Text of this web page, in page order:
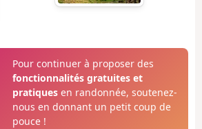
Pour continuer à proposer des
fonctionnalités gratuites et
pratiquesen randonnée, soutenez-
nous en donnant un petit coup de
pouce !